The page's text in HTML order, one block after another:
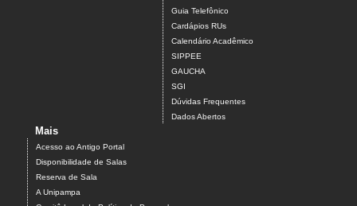
Guia Telefônico
Cardápios RUs
Calendário Acadêmico
SIPPEE
GAUCHA
SGI
Dúvidas Frequentes
Dados Abertos
Mais
Acesso ao Antigo Portal
Disponibilidade de Salas
Reserva de Sala
A Unipampa